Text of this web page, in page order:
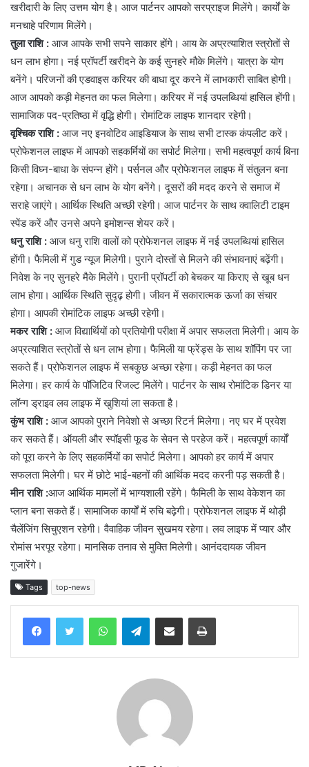
खरीदारी के लिए उत्तम योग है। आज पार्टनर आपको सरप्राइज मिलेंगे। कार्यों के
मनचाहे परिणाम मिलेंगे।
तुला राशि : आज आपके सभी सपने साकार होंगे। आय के अप्रत्याशित स्त्रोतों से
धन लाभ होगा। नई प्रॉपर्टी खरीदने के कई सुनहरे मौके मिलेंगे। यात्रा के योग
बनेंगे। परिजनों की एडवाइस करियर की बाधा दूर करने में लाभकारी साबित होगी।
आज आपको कड़ी मेहनत का फल मिलेगा। करियर में नई उपलब्धियां हासिल होंगी।
सामाजिक पद-प्रतिष्ठा में वृद्धि होगी। रोमांटिक लाइफ शानदार रहेगी।
वृश्चिक राशि : आज नए इनवोटिव आइडियाज के साथ सभी टास्क कंपलीट करें।
प्रोफेशनल लाइफ में आपको सहकर्मियों का सपोर्ट मिलेगा। सभी महत्वपूर्ण कार्य बिना
किसी विघ्न-बाधा के संपन्न होंगे। पर्सनल और प्रोफेशनल लाइफ में संतुलन बना
रहेगा। अचानक से धन लाभ के योग बनेंगे। दूसरों की मदद करने से समाज में
सराहे जाएंगे। आर्थिक स्थिति अच्छी रहेगी। आज पार्टनर के साथ क्वालिटी टाइम
स्पेंड करें और उनसे अपने इमोशन्स शेयर करें।
धनु राशि : आज धनु राशि वालों को प्रोफेशनल लाइफ में नई उपलब्धियां हासिल
होंगी। फैमिली में गुड न्यूज मिलेगी। पुराने दोस्तों से मिलने की संभावनाएं बढ़ेंगी।
निवेश के नए सुनहरे मैके मिलेंगे। पुरानी प्रॉपर्टी को बेचकर या किराए से खूब धन
लाभ होगा। आर्थिक स्थिति सुदृढ़ होगी। जीवन में सकारात्मक ऊर्जा का संचार
होगा। आपकी रोमांटिक लाइफ अच्छी रहेगी।
मकर राशि : आज विद्यार्थियों को प्रतियोगी परीक्षा में अपार सफलता मिलेगी। आय के
अप्रत्याशित स्त्रोतों से धन लाभ होगा। फैमिली या फ्रेंड्स के साथ शॉपिंग पर जा
सकते हैं। प्रोफेशनल लाइफ में सबकुछ अच्छा रहेगा। कड़ी मेहनत का फल
मिलेगा। हर कार्य के पॉजिटिव रिजल्ट मिलेंगे। पार्टनर के साथ रोमांटिक डिनर या
लॉन्ग ड्राइव लव लाइफ में खुशियां ला सकता है।
कुंभ राशि : आज आपको पुराने निवेशो से अच्छा रिटर्न मिलेगा। नए घर में प्रवेश
कर सकते हैं। ऑयली और स्पॉइसी फूड के सेवन से परहेज करें। महत्वपूर्ण कार्यों
को पूरा करने के लिए सहकर्मियों का सपोर्ट मिलेगा। आपको हर कार्य में अपार
सफलता मिलेगी। घर में छोटे भाई-बहनों की आर्थिक मदद करनी पड़ सकती है।
मीन राशि :आज आर्थिक मामलों में भाग्यशाली रहेंगे। फैमिली के साथ वेकेशन का
प्लान बना सकते हैं। सामाजिक कार्यों में रुचि बढ़ेगी। प्रोफेशनल लाइफ में थोड़ी
चैलेंजिंग सिचुएशन रहेगी। वैवाहिक जीवन सुखमय रहेगा। लव लाइफ में प्यार और
रोमांस भरपूर रहेगा। मानसिक तनाव से मुक्ति मिलेगी। आनंददायक जीवन
गुजारेंगे।
Tags top-news
WhatsAppTelegramShare via Email Print